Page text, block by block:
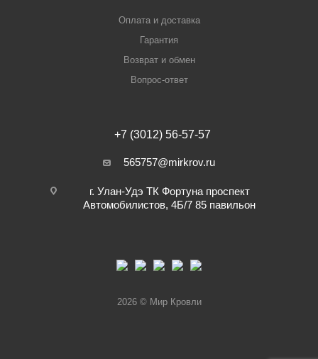
Оплата и доставка
Гарантия
Возврат и обмен
Вопрос-ответ
+7 (3012) 56-57-57
565757@mirkrov.ru
г. Улан-Удэ ​ТК Фортуна​ проспект
Автомобилистов, 4Б/7 ​85 павильон
2026 © Мир Кровли